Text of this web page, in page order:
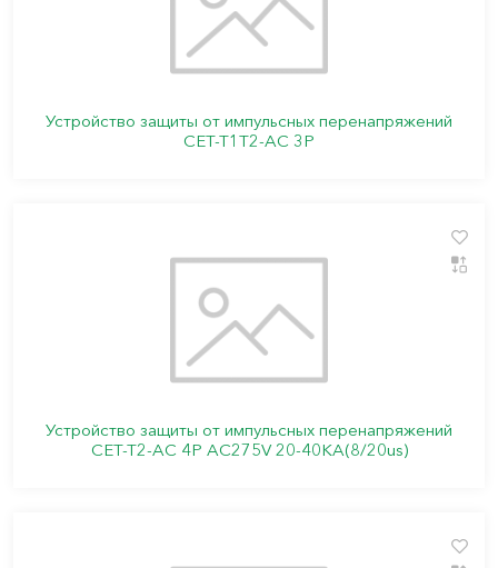
Устройство защиты от импульсных перенапряжений
СЕТ-Т1Т2-АС 3Р
Устройство защиты от импульсных перенапряжений
СЕТ-Т2-АС 4Р АС275V 20-40КА(8/20us)